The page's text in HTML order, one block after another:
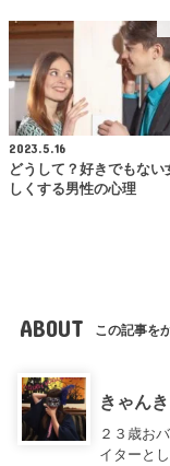
2023.5.16
どうして？好きでもない
しくする男性の心理
ABOUT この記事を
きゃん
２３歳お
イターと